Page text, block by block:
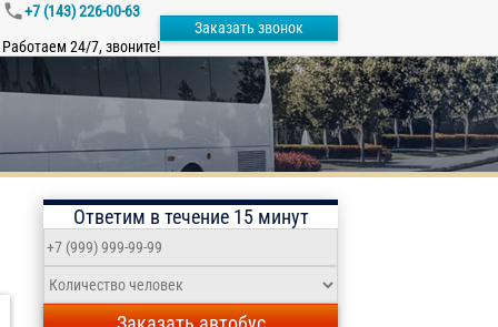
+7 (143) 226-00-63
Работаем 24/7, звоните!
Заказать звонок
Ответим в течение 15 минут